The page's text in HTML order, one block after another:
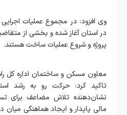
در استان آغاز شده و بخشی از
پروژه و شروع عملیات ساخت هستند.
معاون مسکن و ساختمان اداره کل
تاکید کرد: حرکت رو به رشد
نشان‌دهنده تلاش مضاعف برای
مالی پایدار و ایجاد هماهنگی